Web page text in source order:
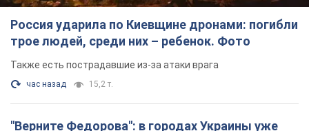
Россия ударила по Киевщине дронами: погибли
трое людей, среди них – ребенок. Фото
Также есть пострадавшие из-за атаки врага
час назад 15,2 т.
"Верните Федорова": в городах Украины уже